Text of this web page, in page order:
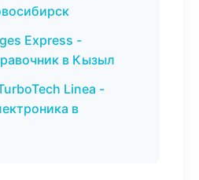
Express -
в Кызыл
Linea -
в